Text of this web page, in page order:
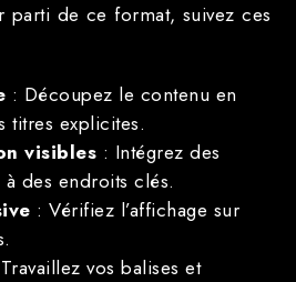
parti de ce format, suivez ces
: Découpez le contenu en
titres explicites.
visibles : Intégrez des
des endroits clés.
: Vérifiez l’affichage sur
vos balises et